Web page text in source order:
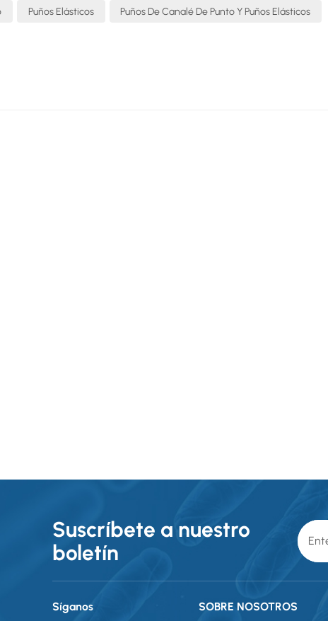
Puños Elásticos Puños De Canalé De Punto Y Puños Elásticos
Suscríbete a nuestro
boletín
Síganos SOBRE NOSOTROS